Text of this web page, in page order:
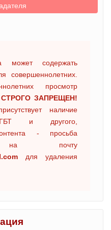
может содержать
совершеннолетних.
просмотр
СТРОГО ЗАПРЕЩЕН!
наличие
и другого,
- просьба
на почту
для удаления